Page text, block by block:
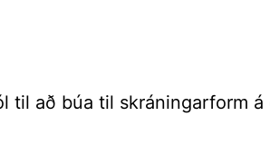
til að búa til skráningarform á